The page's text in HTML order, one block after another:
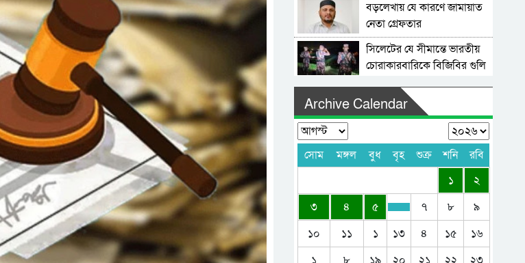
বড়লেখায় যে কারণে জামায়াত
নেতা গ্রেফতার
সিলেটের যে সীমান্তে ভারতীয়
চোরাকারবারিকে বিজিবির গুলি
বড়লেখা সীমান্তে বিজিবির
ওপর হামলার চেষ্টা, গুলিতে
ভারতীয় চোরা কারবারি আহত
বড়লেখায় জোড়া হত্যার আসামি
গ্রেপ্তার
বড়লেখায় এএসপি পরিচয়ে
প্রতারণা, গ্রেপ্তার ১
মৌলভীবাজারে সকালে নিষিদ্ধ
ছাত্রলীগের মিছিল, দুপুরে
গ্রেফতার ২
লাউছড়ায় পর্যটকের ঢল, রাজস্ব
Archive Calendar
সোম মঙ্গল বুধ বৃহ শুক্র শনি
রবি
১
২
৩
৪ ৫ ৭ ৮
৯
১০
১১ ১ ১৩ ৪ ১৫
১৬